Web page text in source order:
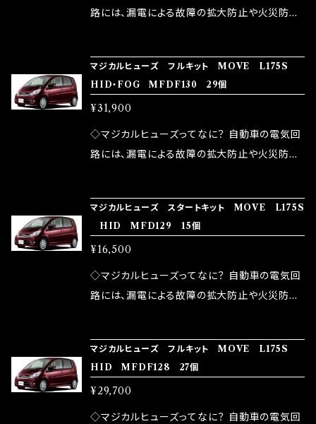
ドリング安定化（静粛性UP） ・ターボ車のターボ
など、これらの効果は、タウンユースだけでなく、
モータースポーツシーンでの実証実験の上、 製
品化を果たしております。
中に漏電してしまう。 3.金属プレートが接触する
ズが、マジカルヒューズになります。 ◇マジカル
ヒューズの効果 マジカルヒューズは放電防止効
果・接触抵抗低減効果により、このような効果を
発揮します。 ・アクセルレスポンスの向上 ・アイ
ドリング安定化（静粛性UP） ・ターボ車のターボ
など、これらの効果は、タウンユースだけでなく、
モータースポーツシーンでの実証実験の上、 製
品化を果たしております。
路には、漏電による故障の拡大防止や火災防止
路として、各回路への電力供給を行っています。
しかし、ヒューズには拭い去れない欠点があり
ます。 1.溶接回路であるため、配線と比較し抵抗
が大きい。 2.金属部分が露出している為、空気
中に漏電してしまう。 3.金属プレートが接触する
ズが、マジカルヒューズになります。 ◇マジカル
ヒューズの効果 マジカルヒューズは放電防止効
果・接触抵抗低減効果により、このような効果を
発揮します。 ・アクセルレスポンスの向上 ・アイ
ドリング安定化（静粛性UP） ・ターボ車のターボ
など、これらの効果は、タウンユースだけでなく、
モータースポーツシーンでの実証実験の上、 製
品化を果たしております。
マジカルヒューズ フルキット MOVE L175S
HID・FOG MFDF130 29個
¥31,900
◇マジカルヒューズってなに？ 自動車の電気回
路には、漏電による故障の拡大防止や火災防止
路として、各回路への電力供給を行っています。
しかし、ヒューズには拭い去れない欠点があり
ます。 1.溶接回路であるため、配線と比較し抵抗
が大きい。 2.金属部分が露出している為、空気
中に漏電してしまう。 3.金属プレートが接触する
ズが、マジカルヒューズになります。 ◇マジカル
ヒューズの効果 マジカルヒューズは放電防止効
果・接触抵抗低減効果により、このような効果を
発揮します。 ・アクセルレスポンスの向上 ・アイ
マジカルヒューズ スタートキット MOVE L175S
HID MFD129 15個
¥16,500
◇マジカルヒューズってなに？ 自動車の電気回
路には、漏電による故障の拡大防止や火災防止
路として、各回路への電力供給を行っています。
しかし、ヒューズには拭い去れない欠点があり
ます。 1.溶接回路であるため、配線と比較し抵抗
が大きい。 2.金属部分が露出している為、空気
マジカルヒューズ フルキット MOVE L175S
HID MFDF128 27個
¥29,700
◇マジカルヒューズってなに？ 自動車の電気回